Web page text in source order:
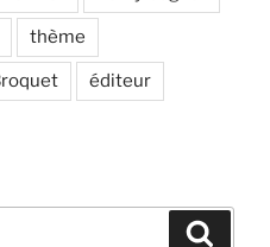
thème
éditeur